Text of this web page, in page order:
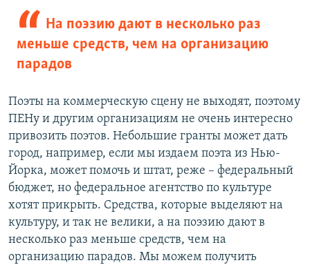
На поэзию дают в несколько раз
меньше средств, чем на организацию
парадов
Поэты на коммерческую сцену не выходят, поэтому
ПЕНу и другим организациям не очень интересно
привозить поэтов. Небольшие гранты может дать
город, например, если мы издаем поэта из Нью-
Йорка, может помочь и штат, реже – федеральный
бюджет, но федеральное агентство по культуре
хотят прикрыть. Средства, которые выделяют на
культуру, и так не велики, а на поэзию дают в
несколько раз меньше средств, чем на
организацию парадов. Мы можем получить